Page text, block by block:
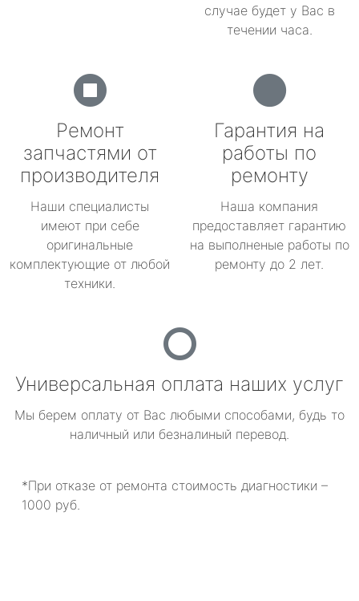
случае будет у Вас в
течении часа.
Ремонт
запчастями от
производителя
Наши специалисты
имеют при себе
оригинальные
комплектующие от любой
техники.
Гарантия на
работы по
ремонту
Наша компания
предоставляет гарантию
на выполненые работы по
ремонту до 2 лет.
Универсальная оплата наших услуг
Мы берем оплату от Вас любыми способами, будь то
наличный или безналиный перевод.
*При отказе от ремонта стоимость диагностики –
1000 руб.